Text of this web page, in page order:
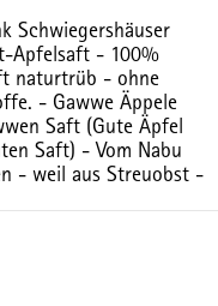
Schwiegershäuser
Apfelsaft - 100%
naturtrüb - ohne
- Gawwe Äppele
Saft (Gute Äpfel
Saft) - Vom Nabu
- weil aus Streuobst -